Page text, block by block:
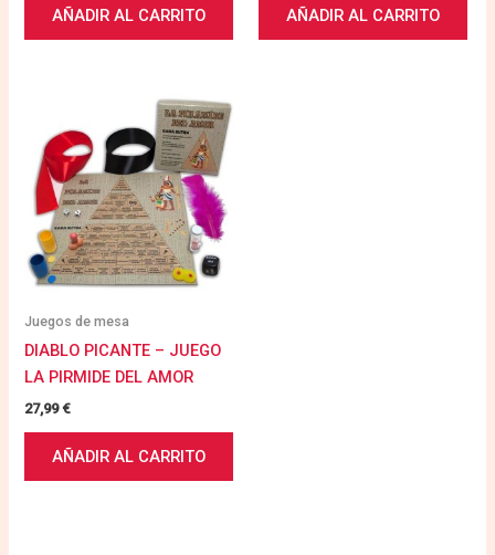
AÑADIR AL CARRITO AÑADIR AL CARRITO
Juegos de mesa
DIABLO PICANTE – JUEGO
LA PIRMIDE DEL AMOR
27,99€
AÑADIR AL CARRITO